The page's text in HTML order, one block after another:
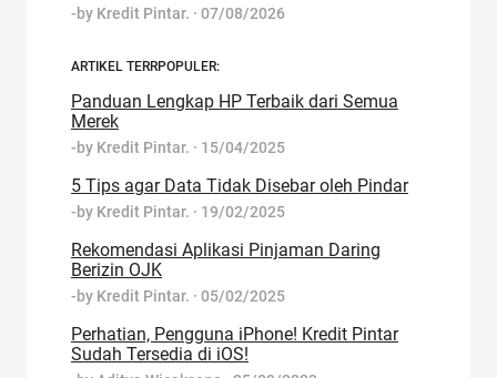
-by Kredit Pintar. · 07/08/2026
ARTIKEL TERRPOPULER:
Panduan Lengkap HP Terbaik dari Semua
Merek
-by Kredit Pintar. · 15/04/2025
5 Tips agar Data Tidak Disebar oleh Pindar
-by Kredit Pintar. · 19/02/2025
Rekomendasi Aplikasi Pinjaman Daring
Berizin OJK
-by Kredit Pintar. · 05/02/2025
Perhatian, Pengguna iPhone! Kredit Pintar
Sudah Tersedia di iOS!